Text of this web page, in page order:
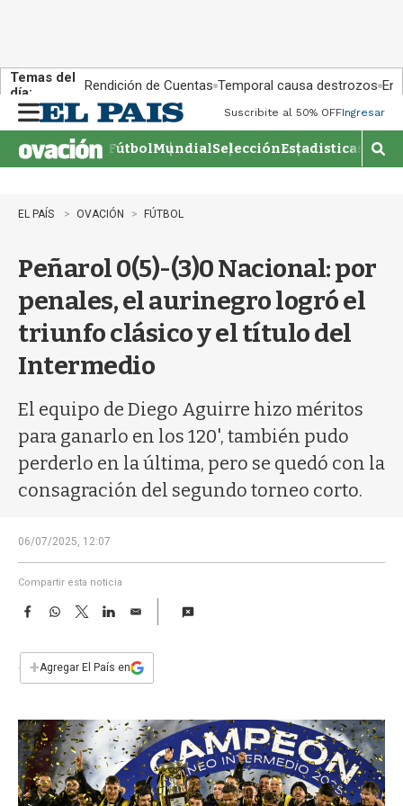
Temas del
día:
Rendición de Cuentas Temporal causa destrozos En
n
u
Suscribite al 50% OFFIngresar
FútbolMundialSelecciónEstadisticas
M
o
EL PAÍS OVACIÓN FÚTBOL
Peñarol 0(5)-(3)0 Nacional: por
penales, el aurinegro logró el
triunfo clásico y el título del
Intermedio
El equipo de Diego Aguirre hizo méritos
para ganarlo en los 120', también pudo
perderlo en la última, pero se quedó con la
consagración del segundo torneo corto.
06/07/2025, 12:07
Compartir esta noticia
F
e
b
k
W
s
p
T
w
t
L
n
E
i
l
+Agregar El País en